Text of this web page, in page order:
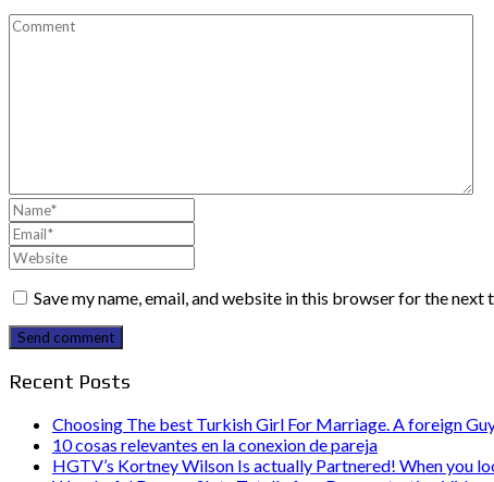
Save my name, email, and website in this browser for the next
Send comment
Recent Posts
Choosing The best Turkish Girl For Marriage. A foreign
10 cosas relevantes en la conexion de pareja
HGTV’s Kortney Wilson Is actually Partnered! When you